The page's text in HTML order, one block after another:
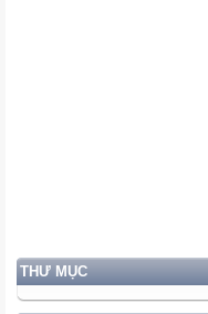
THƯ MỤC